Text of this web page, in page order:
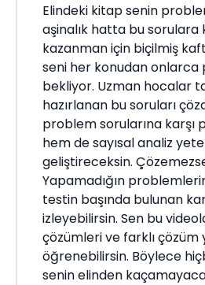
Elindeki kitap senin
aşinalık hatta bu sorulara
kazanman için biçilmiş
seni her konudan onlarca
bekliyor. Uzman hocalar
hazırlanan bu soruları
problem sorularına karşı
hem de sayısal analiz
geliştireceksin.
Yapamadığın
testin başında bulunan
izleyebilirsin. Sen bu
çözümleri ve farklı
öğrenebilirsin. Böylece
senin elinden